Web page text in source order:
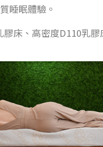
睡眠體驗。
膠床、高密度D110乳膠